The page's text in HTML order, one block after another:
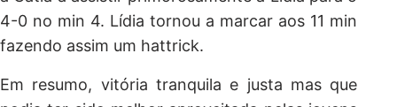
4-0 no min 4. Lídia tornou a marcar aos 11 min
fazendo assim um hattrick.
Em resumo, vitória tranquila e justa mas que